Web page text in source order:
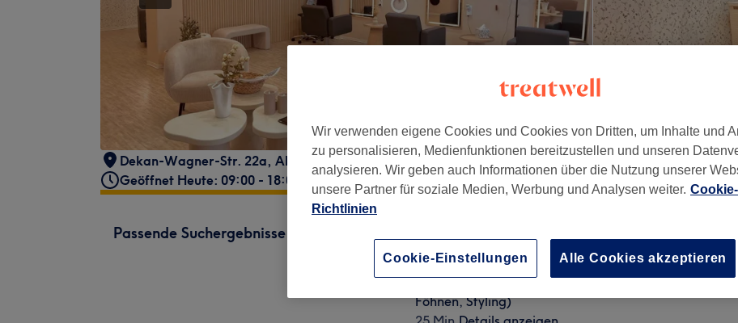
Dekan-Wagner-Str. 22a, Altdorf, 84032
Geöffnet Heute: 09:00 - 18:00
Passende Suchergebnisse
30 Min.Details anzeigen
Waschen, Schneiden, Föhnen (Schnitt, Haare
Föhnen, Styling)
Wir verwenden eigene Cookies und Cookies von Dritten, um Inhalte und
zu personalisieren, Medienfunktionen bereitzustellen und unseren
analysieren. Wir geben auch Informationen über die Nutzung unserer
unsere Partner für soziale Medien, Werbung und Analysen weiter. Cookie-
Richtlinien
Cookie-Einstellungen Alle Cookies akzeptieren